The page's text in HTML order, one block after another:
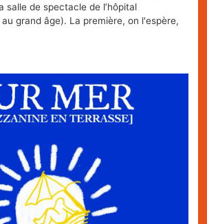
salle de spectacle de l’hôpital
grand âge). La première, on l'espère,